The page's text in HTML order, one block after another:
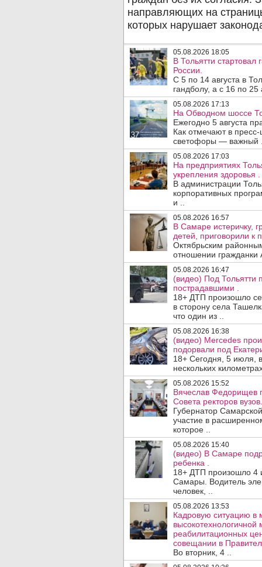
05.08.2026 18:05
В Тольятти
России.
С 5 по 14 августа в
гандболу, а с 16 по
05.08.2026 17:13
На Обводном шоссе
Ежегодно 5 августа
Как отмечают в
светофоры — важный
05.08.2026 17:03
На предприятиях
укрепления здоровья .
В администрации
корпоративных
и ..
05.08.2026 16:57
В Самаре истеричку,
детей, приговорили к
Октябрьским
отношении гражданки
05.08.2026 16:47
(видео) Под Тольятти
пострадавшими .
18+ ДТП произошло
в сторону села
что один из ..
05.08.2026 16:38
(видео) Mercedes
подорвали под
18+ Сегодня, 5 июля,
нескольких
05.08.2026 15:52
Вячеслав Федорищев
Совета ректоров вузов.
Губернатор
участие в
которое ..
05.08.2026 15:40
(видео) В Самаре
ребенка .
18+ ДТП произошло
Самары. Водитель
человек, ..
05.08.2026 13:53
Кадровую ситуацию в
реабилитационных
совещании в
Во вторник, 4 ..